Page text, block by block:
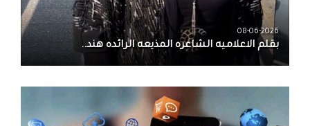
08-06-2026
بقلم الاعلاميه الشاعره المذيعه الرائده هند..